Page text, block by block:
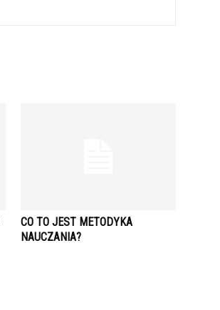
CO TO JEST METODYKA
NAUCZANIA?